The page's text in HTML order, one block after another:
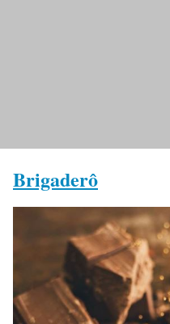
Brigaderô